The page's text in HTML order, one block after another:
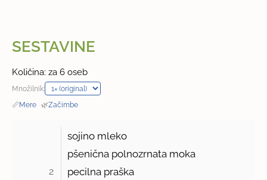
SESTAVINE
Količina: za 6 oseb
Množilnik:
📏Mere · 🌿Začimbe
sojino mleko
pšenična polnozrnata moka
2 pecilna praška